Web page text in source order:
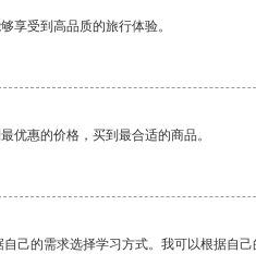
享受到高品质的旅行体验。
优惠的价格，买到最合适的商品。
己的需求选择学习方式。我可以根据自己